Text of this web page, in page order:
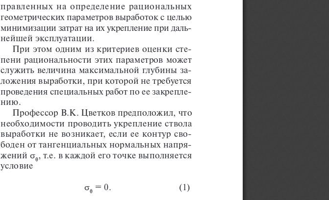
правленных на определение рациональных
геометрических параметров выработок с целью
минимизации затрат на их укрепление при даль-
нейшей эксплуатации.
При этом одним из критериев оценки сте-
пени рациональности этих параметров может
служить величина максимальной глубины за-
ложения выработки, при которой не требуется
проведения специальных работ по ее закрепле-
нию.
Профессор В.К. Цветков предположил, что
необходимости проводить укрепление ствола
выработки не возникает, если ее контур сво-
боден от тангенциальных нормальных напря-
жений σθ
, т.е. в каждой его точке выполняется
условие
σ
θ = 0. (1)